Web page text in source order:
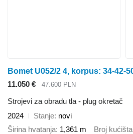
11.050 € 47.600 PLN
Strojevi za obradu tla - plug okretač
2024
Stanje novi
Širina hvatanja 1,361 m Broj kućišta